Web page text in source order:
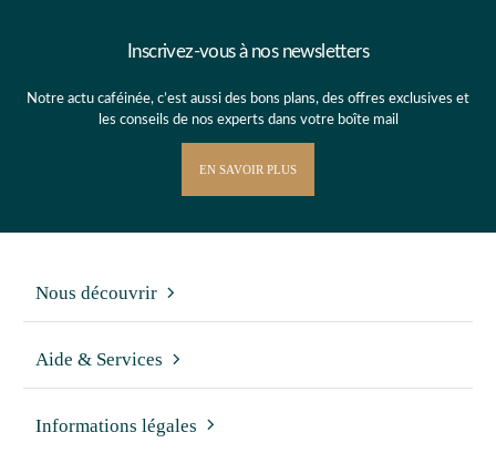
Inscrivez-vous à nos newsletters
Notre actu caféinée, c’est aussi des bons plans, des offres exclusives et
les conseils de nos experts dans votre boîte mail
EN SAVOIR PLUS
Nous découvrir
Aide & Services
Informations légales